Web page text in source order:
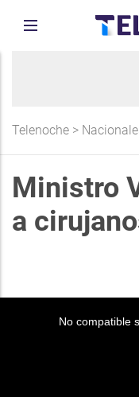
Telenoche >
Ministro
a
No compatible